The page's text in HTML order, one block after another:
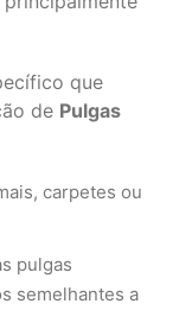
que
de Pulgas
carpetes ou
pulgas
semelhantes a